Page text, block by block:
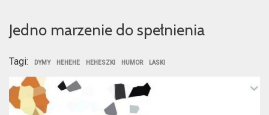
Jedno marzenie do spełnienia
Tagi: DYMY HEHEHE HEHESZKI HUMOR LASKI